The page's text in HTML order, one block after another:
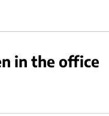
in the office